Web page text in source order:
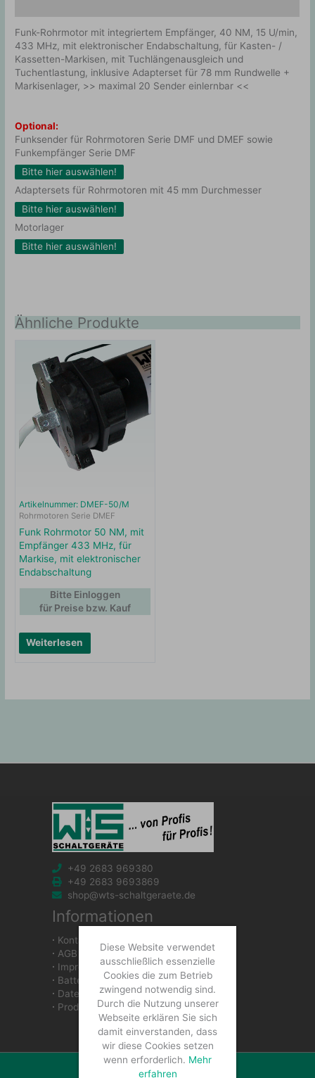
Funk-Rohrmotor mit integriertem Empfänger, 40 NM, 15 U/min,
433 MHz, mit elektronischer Endabschaltung, für Kasten- /
Kassetten-Markisen, mit Tuchlängenausgleich und
Tuchentlastung, inklusive Adapterset für 78 mm Rundwelle +
Markisenlager, >> maximal 20 Sender einlernbar <<
Optional:
Funksender für Rohrmotoren Serie DMF und DMEF sowie
Funkempfänger Serie DMF
Bitte hier auswählen!
Adaptersets für Rohrmotoren mit 45 mm Durchmesser
Bitte hier auswählen!
Motorlager
Bitte hier auswählen!
Ähnliche Produkte
Artikelnummer: DMEF-50/M
Rohrmotoren Serie DMEF
Funk Rohrmotor 50 NM, mit
Empfänger 433 MHz, für
Markise, mit elektronischer
Endabschaltung
Weiterlesen
Bitte Einloggen
für Preise bzw. Kauf
+49 2683 969380
+49 2683 9693869
shop@wts-schaltgeraete.de
Informationen
∙ Kontakt
∙ AGB
∙ Impressum
∙ Batteriegesetzhinweise
∙ Datenschutzerklärung
∙ Produkte
Diese Website verwendet
ausschließlich essenzielle
Cookies die zum Betrieb
zwingend notwendig sind.
Durch die Nutzung unserer
Webseite erklären Sie sich
damit einverstanden, dass
wir diese Cookies setzen
wenn erforderlich. Mehr
erfahren